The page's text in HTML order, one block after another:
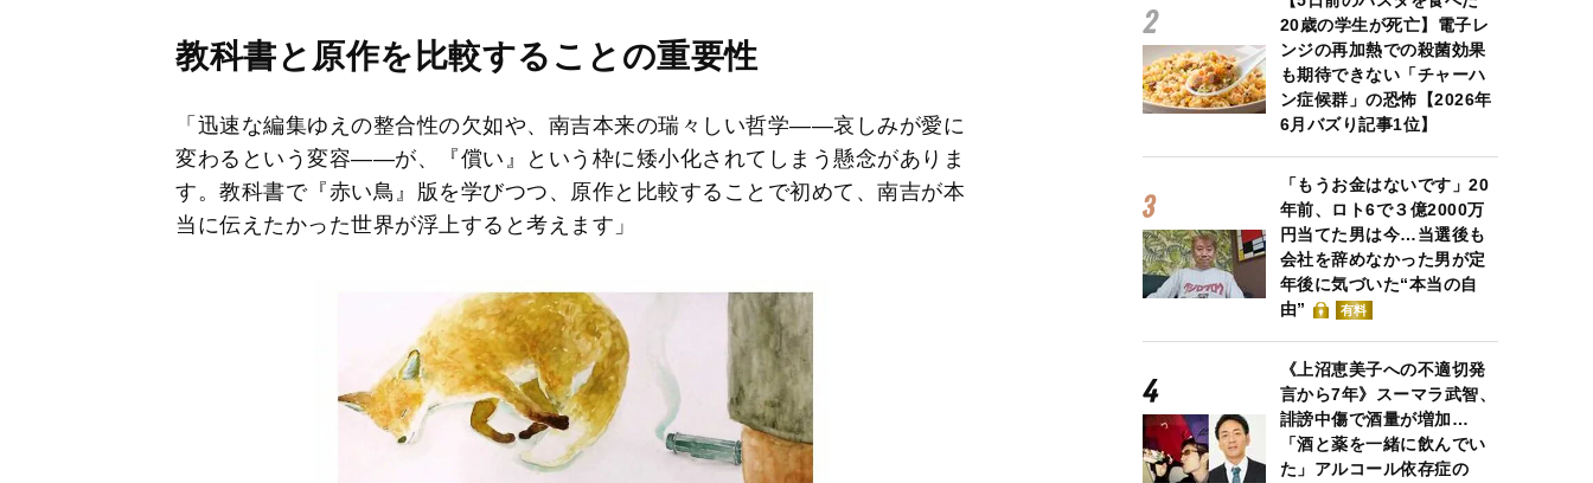
M
u
e
教科書と原作を比較することの重要性
「迅速な編集ゆえの整合性の欠如や、南吉本来の瑞々しい哲学――哀しみが愛に
変わるという変容――が、『償い』という枠に矮小化されてしまう懸念がありま
す。教科書で『赤い鳥』版を学びつつ、原作と比較することで初めて、南吉が本
当に伝えたかった世界が浮上すると考えます」
20歳の学生が死亡】電子レ
ンジの再加熱での殺菌効果
も期待できない「チャーハ
ン症候群」の恐怖【2026年
6月バズり記事1位】
「もうお金はないです」20
年前、ロト6で３億2000万
円当てた男は今…当選後も
会社を辞めなかった男が定
年後に気づいた“本当の自
由”
有料
《上沼恵美子への不適切発
言から7年》スーマラ武智、
誹謗中傷で酒量が増加…
「酒と薬を一緒に飲んでい
た」アルコール依存症の